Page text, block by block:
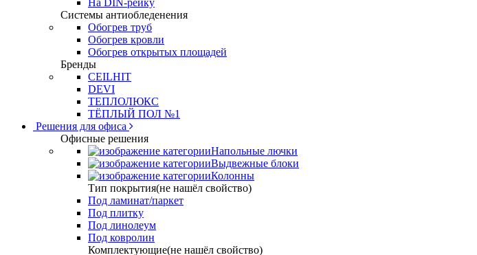
На DIN-рейку
Системы антиобледенения
Обогрев труб
Обогрев кровли
Обогрев открытых площадей
Бренды
CEILHIT
DEVI
ТЕПЛОЛЮКС
ТЁПЛЫЙ ПОЛ №1
Решения для офиса
Офисные решения
Напольные лючки
Выдвежные блоки
Колонны
Тип покрытия(не нашёл свойство)
Под ламинат/паркет
Под плитку
Под линолеум
Под ковролин
Комплектующие(не нашёл свойство)